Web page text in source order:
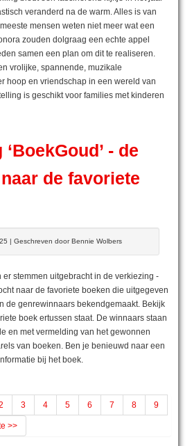
veranderd na de warm. Alles is van
mensen weten niet meer wat een
zouden dolgraag een echte appel
samen een plan om dit te realiseren.
vrolijke, spannende, muzikale
hoop en vriendschap in een wereld van
is geschikt voor families met kinderen
- de
de favoriete
| Geschreven door Bennie Wolbers
er stemmen uitgebracht in de verkiezing -
naar de favoriete boeken die uitgegeven
de genrewinnaars bekendgemaakt. Bekijk
boek ertussen staat. De winnaars staan
en met vermelding van het gewonnen
van boeken. Ben je benieuwd naar een
bij het boek.
3 4 5 6 7 8 9
>>